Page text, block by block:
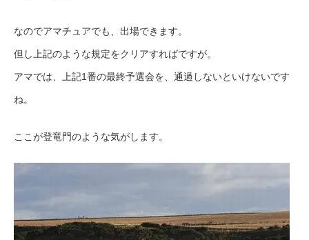
なのでアマチュアでも、出場できます。
但し上記のような規定をクリアすればですが。
アマでは、上記1番の最終予選会を、通過しないといけないです
ね。
ここが登竜門のような気がします。